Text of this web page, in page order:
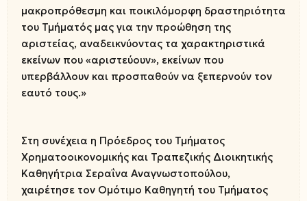
μακροπρόθεσμη και ποικιλόμορφη δραστηριότητα
του Τμήματός μας για την προώθηση της
αριστείας, αναδεικνύοντας τα χαρακτηριστικά
εκείνων που «αριστεύουν», εκείνων που
υπερβάλλουν και προσπαθούν να ξεπερνούν τον
εαυτό τους.»
Στη συνέχεια η Πρόεδρος του Τμήματος
Χρηματοοικονομικής και Τραπεζικής Διοικητικής
Καθηγήτρια Σεραΐνα Αναγνωστοπούλου,
χαιρέτησε τον Ομότιμο Καθηγητή του Τμήματος